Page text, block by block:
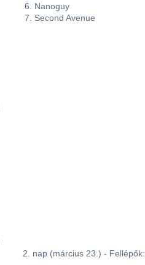
6. Nanoguy
7. Second Avenue
2. nap (március 23.) - Fellépők: